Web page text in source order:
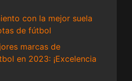
con la mejor suela
de fútbol
marcas de
en 2023: ¡Excelencia